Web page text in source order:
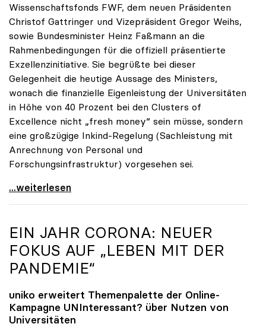
Wissenschaftsfonds FWF, dem neuen Präsidenten
Christof Gattringer und Vizepräsident Gregor Weihs,
sowie Bundesminister Heinz Faßmann an die
Rahmenbedingungen für die offiziell präsentierte
Exzellenzinitiative. Sie begrüßte bei dieser
Gelegenheit die heutige Aussage des Ministers,
wonach die finanzielle Eigenleistung der Universitäten
in Höhe von 40 Prozent bei den Clusters of
Excellence nicht „fresh money“ sein müsse, sondern
eine großzügige Inkind-Regelung (Sachleistung mit
Anrechnung von Personal und
Forschungsinfrastruktur) vorgesehen sei.
Seidler zur Exzellenzinitiative: Erfolg hängt von
...weiterlesen
EIN JAHR CORONA: NEUER
FOKUS AUF „LEBEN MIT DER
PANDEMIE“
uniko erweitert Themenpalette der Online-
Kampagne UNInteressant? über Nutzen von
Universitäten